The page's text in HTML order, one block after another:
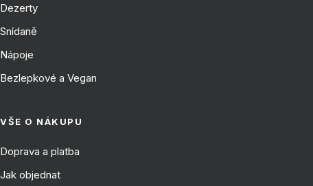
Dezerty
Snídaně
Nápoje
Bezlepkové a Vegan
VŠE O NÁKUPU
Doprava a platba
Jak objednat